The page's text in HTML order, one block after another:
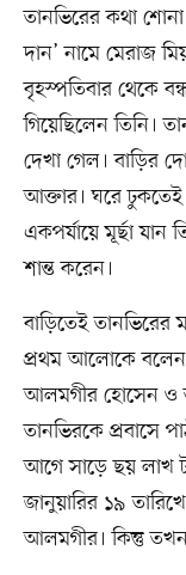
তানভিরের কথা
দান’ নামে মেরাজ
বৃহস্পতিবার থেকে
গিয়েছিলেন তিনি।
দেখা গেল। বাড়ির
আক্তার। ঘরে
একপর্যায়ে মূর্ছা যান
শান্ত করেন।
বাড়িতেই তানভিরের
প্রথম আলোকে বলেন,
আলমগীর হোসেন ও
তানভিরকে প্রবাসে
আগে সাড়ে ছয় লাখ
জানুয়ারির ১৯
আলমগীর। কিন্তু তখন